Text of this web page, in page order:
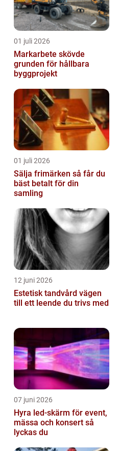
01 juli 2026
Markarbete skövde
grunden för hållbara
byggprojekt
01 juli 2026
Sälja frimärken så får du
bäst betalt för din
samling
12 juni 2026
Estetisk tandvård vägen
till ett leende du trivs med
07 juni 2026
Hyra led-skärm för event,
mässa och konsert så
lyckas du